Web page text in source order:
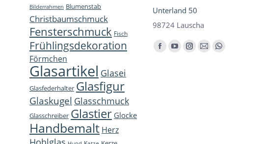
Bilderrahmen Blumenstab
Christbaumschmuck
Fensterschmuck Fisch
Frühlingsdekoration
Förmchen
Glasartikel Glasei
Glasfederhalter Glasfigur
Glaskugel Glasschmuck
Glasschreiber Glastier Glocke
Handbemalt Herz
Unterland 50
98724 Lauscha
Finden Sie uns auf:
Facebook
YouTubeInstagram
E-
Whatsapp